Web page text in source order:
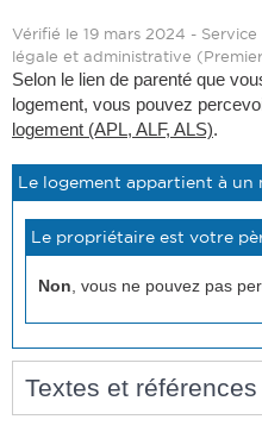
Vérifié le 19 mars 2024 -
légale et administrative
Selon le lien de parenté que
logement, vous pouvez
logement (APL, ALF, ALS).
Non , vous ne pouvez pas
Textes et références